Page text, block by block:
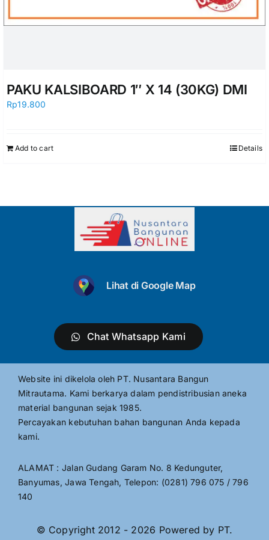
PAKU KALSIBOARD 1″ X 14 (30KG) DMI
Rp19.800
Add to cart Details
Lihat di Google Map
Chat Whatsapp Kami
Website ini dikelola oleh PT. Nusantara Bangun
Mitrautama. Kami berkarya dalam pendistribusian aneka
material bangunan sejak 1985.
Percayakan kebutuhan bahan bangunan Anda kepada
kami.
ALAMAT : Jalan Gudang Garam No. 8 Kedunguter,
Banyumas, Jawa Tengah, Telepon: (0281) 796 075 / 796
140
© Copyright 2012 - 2026 Powered by PT.